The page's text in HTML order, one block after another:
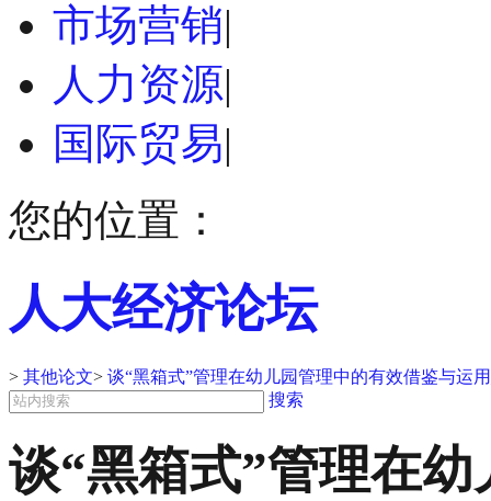
市场营销|
人力资源|
国际贸易|
您的位置：
人大经济论坛
> 其他论文> 谈“黑箱式”管理在幼儿园管理中的有效借鉴与运
搜索
谈“黑箱式”管理在